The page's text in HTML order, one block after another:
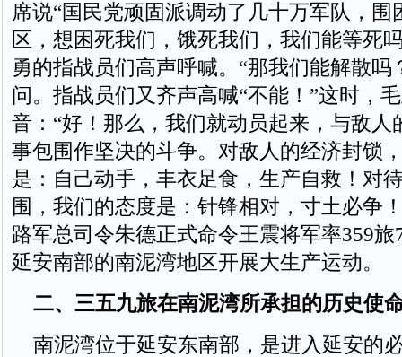
席说“国民党顽固派调动了几十万军队，围
区，想困死我们，饿死我们，我们能等死
勇的指战员们高声呼喊。“那我们能解散吗
问。指战员们又齐声高喊“不能！”这时，
音：“好！那么，我们就动员起来，与敌人
事包围作坚决的斗争。对敌人的经济封锁
是：自己动手，丰衣足食，生产自救！对
围，我们的态度是：针锋相对，寸土必争
路军总司令朱德正式命令王震将军率359旅
延安南部的南泥湾地区开展大生产运动。
二、三五九旅在南泥湾所承担的历史使
南泥湾位于延安东南部，是进入延安的